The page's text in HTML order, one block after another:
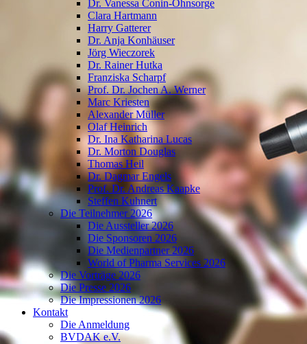
Dr. Vanessa Conin-Ohnsorge
Clara Hartmann
Harry Gatterer
Dr. Anja Konhäuser
Jörg Wieczorek
Dr. Rainer Hutka
Franziska Scharpf
Prof. Dr. Jochen A. Werner
Marc Kriesten
Alexander Müller
Olaf Heinrich
Dr. Ina Katharina Lucas
Dr. Morton Douglas
Thomas Heil
Dr. Dagmar Engels
Prof. Dr. Andreas Kaapke
Steffen Kuhnert
Die Teilnehmer 2026
Die Aussteller 2026
Die Sponsoren 2026
Die Medienpartner 2026
World of Pharma Services 2026
Die Vorträge 2026
Die Presse 2026
Die Impressionen 2026
Kontakt
Die Anmeldung
BVDAK e.V.